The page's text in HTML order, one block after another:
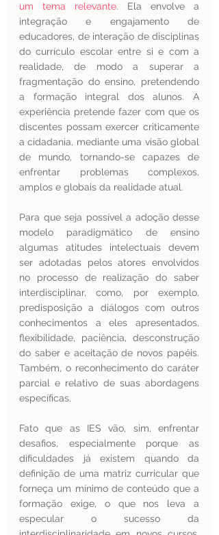
um tema relevante. Ela envolve a
integração e engajamento de
educadores, de interação de disciplinas
do currículo escolar entre si e com a
realidade, de modo a superar a
fragmentação do ensino, pretendendo
a formação integral dos alunos. A
experiência pretende fazer com que os
discentes possam exercer criticamente
a cidadania, mediante uma visão global
de mundo, tornando-se capazes de
enfrentar problemas complexos,
amplos e globais da realidade atual.
Para que seja possível a adoção desse
modelo paradigmático de ensino
algumas atitudes intelectuais devem
ser adotadas pelos atores envolvidos
no processo de realização do saber
interdisciplinar, como, por exemplo,
predisposição a diálogos com outros
conhecimentos a eles apresentados,
flexibilidade, paciência, desconstrução
do saber e aceitação de novos papéis.
Também, o reconhecimento do caráter
parcial e relativo de suas abordagens
específicas.
Fato que as IES vão, sim, enfrentar
desafios, especialmente porque as
dificuldades já existem quando da
definição de uma matriz curricular que
forneça um mínimo de conteúdo que a
formação exige, o que nos leva a
especular o sucesso da